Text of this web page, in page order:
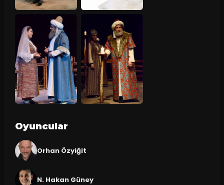
Oyuncular
Orhan Özyiğit
N. Hakan Güney